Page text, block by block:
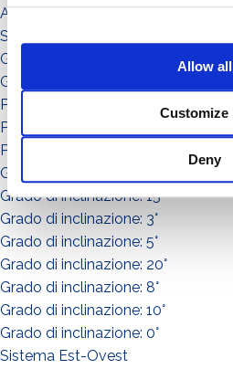
Allow all
Customize
Deny
Accessorio
Sistema
Grado di inclinazione: 12°
Grado di inclinazione: 11°
Potenza: da 151 a in su
Potenza: da 0 a 50
Potenza: da 51 a 150
Grado di inclinazione: 30°
Grado di inclinazione: 15°
Grado di inclinazione: 3°
Grado di inclinazione: 5°
Grado di inclinazione: 20°
Grado di inclinazione: 8°
Grado di inclinazione: 10°
Grado di inclinazione: 0°
Sistema Est-Ovest